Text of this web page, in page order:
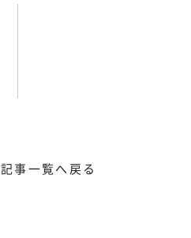
記事一覧へ戻る